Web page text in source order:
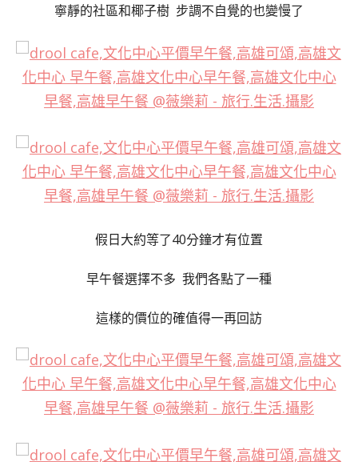
寧靜的社區和椰子樹 步調不自覺的也變慢了
假日大約等了40分鐘才有位置
早午餐選擇不多 我們各點了一種
這樣的價位的確值得一再回訪